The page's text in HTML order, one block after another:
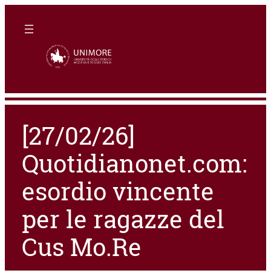
[27/02/26]
Quotidianonet.com:
esordio vincente
per le ragazze del
Cus Mo.Re